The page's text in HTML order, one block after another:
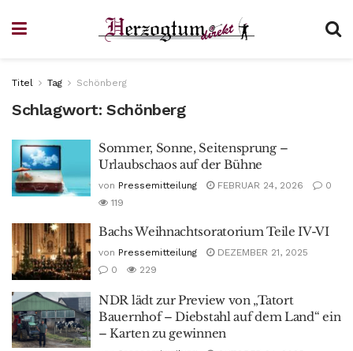
Titel Tag Schönberg
Schlagwort:Schönberg
Sommer, Sonne, Seitensprung –
Urlaubschaos auf der Bühne
von Pressemitteilung FEBRUAR 24, 2026
0
119
Bachs Weihnachtsoratorium Teile IV-VI
von Pressemitteilung
DEZEMBER 21, 2025
0
229
NDR lädt zur Preview von „Tatort
Bauernhof – Diebstahl auf dem Land“ ein
– Karten zu gewinnen